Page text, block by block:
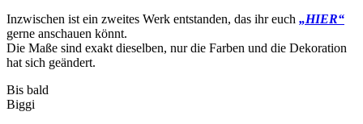
Inzwischen ist ein zweites Werk entstanden, das ihr euch „HIER“
gerne anschauen könnt.
Die Maße sind exakt dieselben, nur die Farben und die Dekoration
hat sich geändert.
Bis bald
Biggi